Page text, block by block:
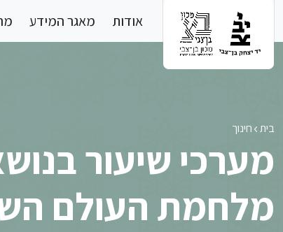
אודות מאגר המידע
בית חינוך
מערכי שיעור
מלחמת העולם